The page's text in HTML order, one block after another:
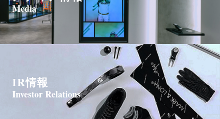
Media
IR情報
Investor Relations